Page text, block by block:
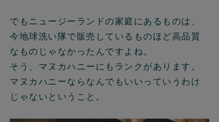
でもニュージーランドの家庭にあるものは、
今地球洗い隊で販売しているものほど高品質
なものじゃなかったんですよね。
そう、マヌカハニーにもランクがあります。
マヌカハニーならなんでもいいっていうわけ
じゃないということ。